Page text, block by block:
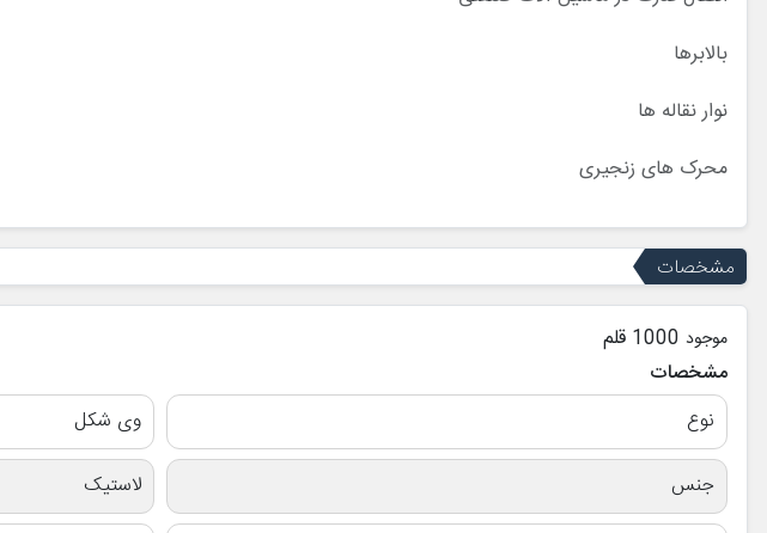
بالابرها
نوار نقاله ها
محرک های زنجیری
مشخصات
موجود 1000 قلم
مشخصات
نوع
وی شکل
جنس
لاستیک